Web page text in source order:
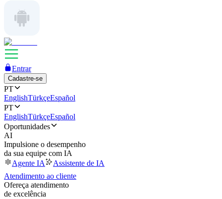
Entrar
Cadastre-se
PT
EnglishTürkçeEspañol
PT
EnglishTürkçeEspañol
Oportunidades
AI
Impulsione o desempenho
da sua equipe com IA
Agente IA
Assistente de IA
Atendimento ao cliente
Ofereça atendimento
de excelência